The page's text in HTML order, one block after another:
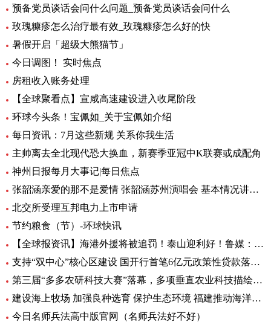
预备党员谈话会问什么问题_预备党员谈话会问什么
玫瑰糠疹怎么治疗最有效_玫瑰糠疹怎么好的快
暑假开启「超级大熊猫节」
今日调图！ 实时焦点
房租收入账务处理
【全球聚看点】宣咸高速建设进入收尾阶段
环球今头条！宝佩如_关于宝佩如介绍
每日资讯：7月这些新规 关系你我生活
主帅离去全北现代恐大换血，新赛季亚冠中K联赛或成配角
神州日报每月大事记|每日焦点
张韶涵亲爱的那不是爱情 张韶涵苏州演唱会 基本情况讲解_天天通讯
北交所受理互邦电力上市申请
节约粮食（节）-环球快讯
【全球报资讯】海港外援将被追罚！泰山迎利好！鲁媒：足协不罚他，规则也不允许
支持“双中心”核心区建设 国开行首笔6亿元政策性贷款落地-天天亮点
第三届“多多农研科技大赛”落幕，多项垂直农业科技描绘未来农业图景
建设海上牧场 加强良种选育 保护生态环境 福建推动海洋渔业高质量发展（高质量发展调研行）
今日名师兵法高中版官网（名师兵法好不好）